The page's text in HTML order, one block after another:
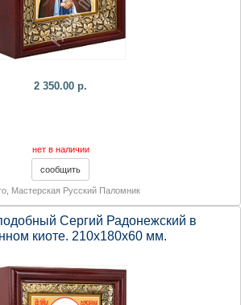
2 350.00 р.
нет в наличии
Мастерская Русский Паломник
Сергий Радонежский в
киоте. 210х180х60 мм.